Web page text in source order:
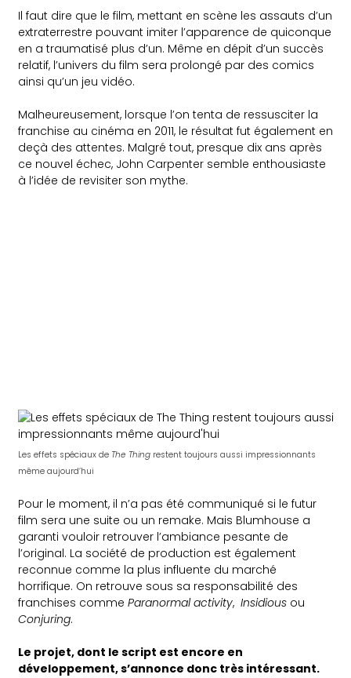
Il faut dire que le film, mettant en scène les assauts d’un
extraterrestre pouvant imiter l’apparence de quiconque
en a traumatisé plus d’un. Même en dépit d’un succès
relatif, l’univers du film sera prolongé par des comics
ainsi qu’un jeu vidéo.
Malheureusement, lorsque l’on tenta de ressusciter la
franchise au cinéma en 2011, le résultat fut également en
deçà des attentes. Malgré tout, presque dix ans après
ce nouvel échec, John Carpenter semble enthousiaste
à l’idée de revisiter son mythe.
Les effets spéciaux de The Thing restent toujours aussi impressionnants
même aujourd’hui
Pour le moment, il n’a pas été communiqué si le futur
film sera une suite ou un remake. Mais Blumhouse a
garanti vouloir retrouver l’ambiance pesante de
l’original. La société de production est également
reconnue comme la plus influente du marché
horrifique. On retrouve sous sa responsabilité des
franchises commeParanormal activity,Insidious ou
Conjuring.
Le projet, dont le script est encore en
développement, s’annonce donc très intéressant.